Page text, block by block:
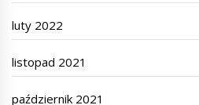
luty 2022
listopad 2021
październik 2021